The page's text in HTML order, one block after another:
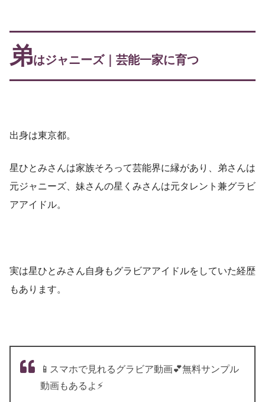
弟はジャニーズ｜芸能一家に育つ
出身は東京都。
星ひとみさんは家族そろって芸能界に縁があり、弟さんは
元ジャニーズ、妹さんの星くみさんは元タレント兼グラビ
アアイドル。
実は星ひとみさん自身もグラビアアイドルをしていた経歴
もあります。
📱スマホで見れるグラビア動画💕無料サンプル
動画もあるよ⚡